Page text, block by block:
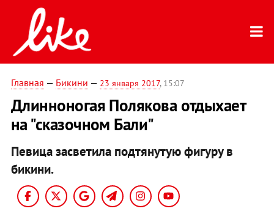
Главная — Бикини — 23 января 2017, 15:07
Длинноногая Полякова отдыхает
на "сказочном Бали"
Певица засветила подтянутую фигуру в
бикини.